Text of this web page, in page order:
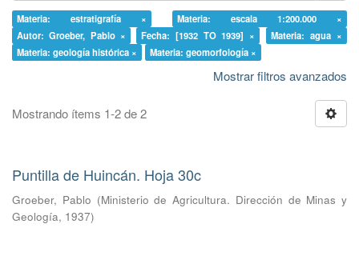
Materia: estratigrafía ×
Materia: escala 1:200.000 ×
Autor: Groeber, Pablo ×
Fecha: [1932 TO 1939] ×
Materia: agua ×
Materia: geología histórica ×
Materia: geomorfología ×
Mostrar filtros avanzados
Mostrando ítems 1-2 de 2
Puntilla de Huincán. Hoja 30c
Groeber, Pablo (Ministerio de Agricultura. Dirección de Minas y
Geología, 1937)